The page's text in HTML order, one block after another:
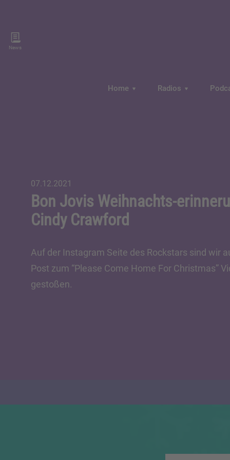
News
Home Radios
07.12.2021
Bon Jovis Weihnachts-
Cindy Crawford
Auf der Instagram Seite des Rockstars sind wir
Post zum “Please Come Home For Christmas”
gestoßen.